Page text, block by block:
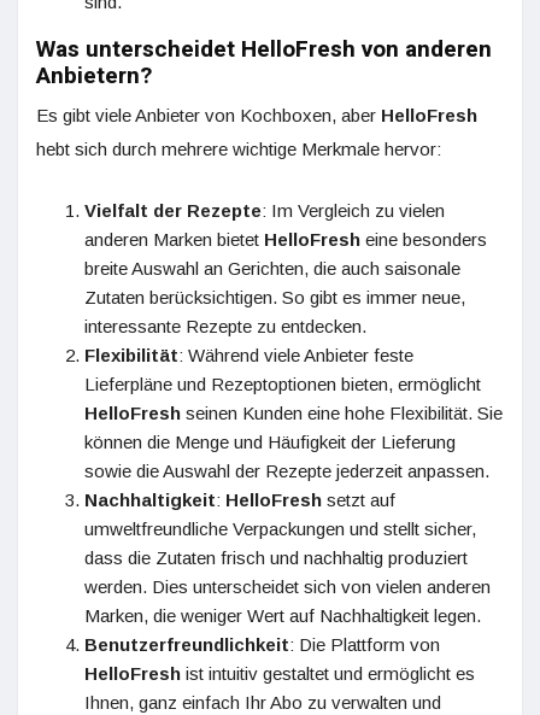
Was unterscheidet HelloFresh von anderen
Anbietern?
Es gibt viele Anbieter von Kochboxen, aber HelloFresh
hebt sich durch mehrere wichtige Merkmale hervor:
Vielfalt der Rezepte: Im Vergleich zu vielen
anderen Marken bietet HelloFresh eine besonders
breite Auswahl an Gerichten, die auch saisonale
Zutaten berücksichtigen. So gibt es immer neue,
interessante Rezepte zu entdecken.
Flexibilität: Während viele Anbieter feste
Lieferpläne und Rezeptoptionen bieten, ermöglicht
HelloFresh seinen Kunden eine hohe Flexibilität. Sie
können die Menge und Häufigkeit der Lieferung
sowie die Auswahl der Rezepte jederzeit anpassen.
Nachhaltigkeit: HelloFresh setzt auf
umweltfreundliche Verpackungen und stellt sicher,
dass die Zutaten frisch und nachhaltig produziert
werden. Dies unterscheidet sich von vielen anderen
Marken, die weniger Wert auf Nachhaltigkeit legen.
Benutzerfreundlichkeit: Die Plattform von
HelloFresh ist intuitiv gestaltet und ermöglicht es
Ihnen, ganz einfach Ihr Abo zu verwalten und